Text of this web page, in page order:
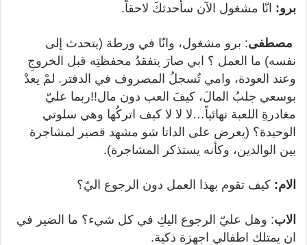
برو: انّا مشغول الآن سأحدثكَ لاحقاً.
مصطفى: برو مشغول، وانّا في ورطة (يتحدث إلى
نفسه) ما العمل ؟ ابي صارَ يتفقدُ محفظتِه قبل الخروجِ
وعند العودة، وامي تُسجلُ المصروف في الدفتر. لمْ يعدْ
بوسعي جلبُ المالَ، كيفَ العب دون مال!!ربما عليّ
مغادرةِ اللعبة نهائياً…لا لا لا كيف اتركُها وهي سلوتي
الوحيدة؟ (يعرض على الداتا شو مشهد قصير لمشاجرة
بين الوالدين، وكأنه يستذكر المشاجرة).
الام: كيف تقوم بهذا العمل دون الرجوع اليّ؟
الاب: وهل عليّ الرجوع اليكِ في كل شيء؟ ما الضير في
ان يمتلك اطفالي اجهزة ذكية.